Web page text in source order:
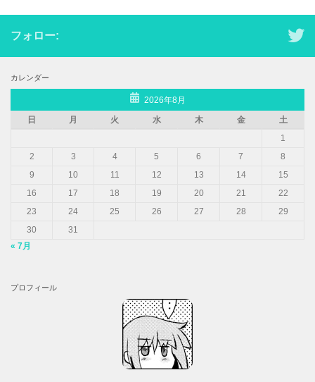
フォロー:
カレンダー
2026年8月
日
月 火 水 木 金
土
1
2
3 4 5 6 7
8
9
10 11 12 13 14
15
16
17 18 19 20 21
22
23
24 25 26 27 28
29
30
31
« 7月
プロフィール